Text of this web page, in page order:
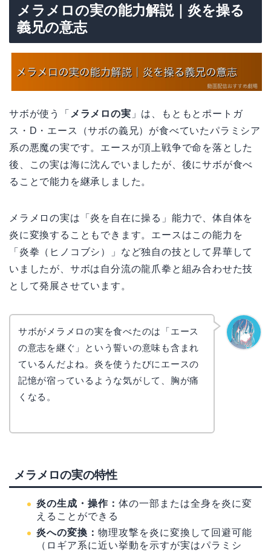
メラメロの実の能力解説｜炎を操る
義兄の意志
サボが使う「 メラメロの実 」は、もともとポートガ
ス・D・エース（サボの義兄）が食べていたパラミシア
系の悪魔の実です。エースが頂上戦争で命を落とした
後、この実は海に沈んでいましたが、後にサボが食べ
ることで能力を継承しました。
メラメロの実は「炎を自在に操る」能力で、体自体を
炎に変換することもできます。エースはこの能力を
「炎拳（ヒノコブシ）」など独自の技として昇華して
いましたが、サボは自分流の龍爪拳と組み合わせた技
として発展させています。
サボがメラメロの実を食べたのは「エース
の意志を継ぐ」という誓いの意味も含まれ
ているんだよね。炎を使うたびにエースの
記憶が宿っているような気がして、胸が痛
くなる。
メラメロの実の特性
炎の生成・操作： 体の一部または全身を炎に変
えることができる
炎への変換： 物理攻撃を炎に変換して回避可能
（ロギア系に近い挙動を示すが実はパラミシ